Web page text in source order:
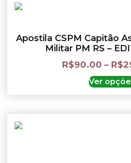
Apostila CSPM Capitão
Militar PM RS –
R$90.00 – R$
Ver